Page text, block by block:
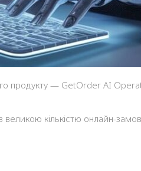
кількістю онлайн-